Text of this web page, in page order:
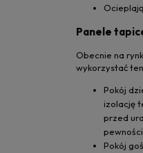
Panele
Obecnie na
wykorzystać
Pokój
izolację
przed
Pokój